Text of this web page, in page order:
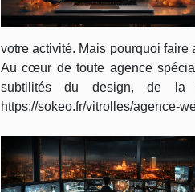
votre activité. Mais pourquoi
Au cœur de toute agence
subtilités du design, de la
https://sokeo.fr/vitrolles/agence-